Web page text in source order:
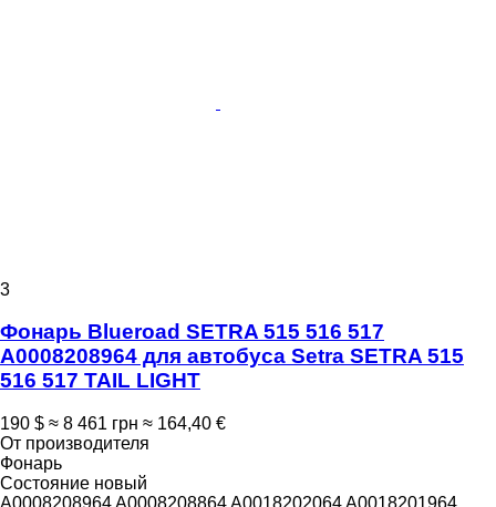
3
Фонарь Blueroad SETRA 515 516 517
A0008208964 для автобуса Setra SETRA 515
516 517 TAIL LIGHT
190 $ ≈ 8 461 грн ≈ 164,40 €
От производителя
Фонарь
Состояние новый